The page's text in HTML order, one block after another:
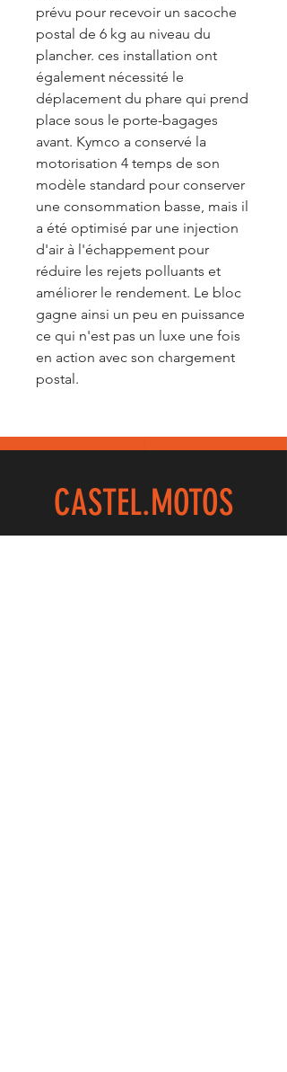
prévu pour recevoir un sacoche
postal de 6 kg au niveau du
plancher. ces installation ont
également nécessité le
déplacement du phare qui prend
place sous le porte-bagages
avant. Kymco a conservé la
motorisation 4 temps de son
modèle standard pour conserver
une consommation basse, mais il
a été optimisé par une injection
d'air à l'échappement pour
réduire les rejets polluants et
améliorer le rendement. Le bloc
gagne ainsi un peu en puissance
ce qui n'est pas un luxe une fois
en action avec son chargement
postal.
CASTEL.MOTOS